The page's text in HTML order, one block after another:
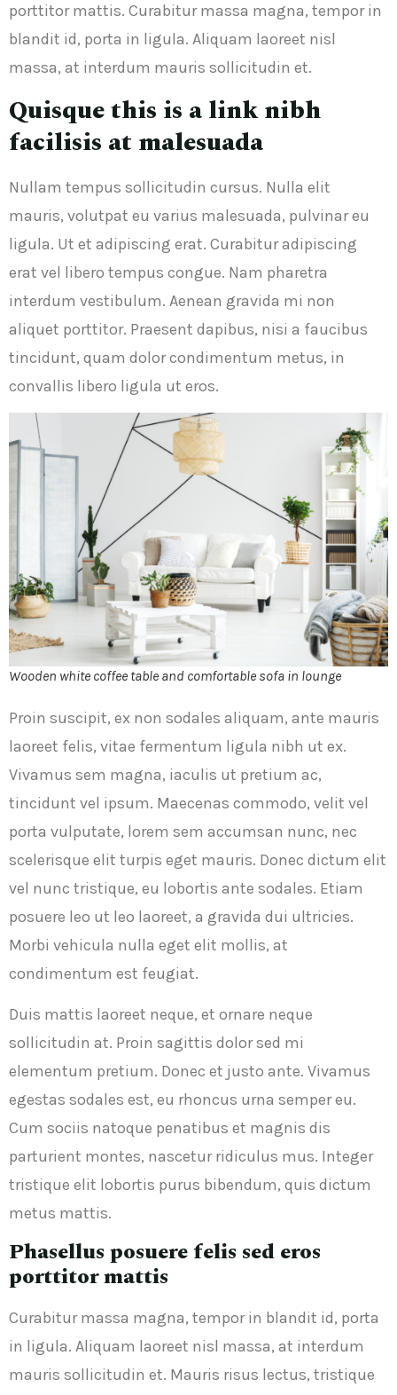
porttitor mattis. Curabitur massa magna, tempor in
blandit id, porta in ligula. Aliquam laoreet nisl
massa, at interdum mauris sollicitudin et.
Quisque this is a link nibh
facilisis at malesuada
Nullam tempus sollicitudin cursus. Nulla elit
mauris, volutpat eu varius malesuada, pulvinar eu
ligula. Ut et adipiscing erat. Curabitur adipiscing
erat vel libero tempus congue. Nam pharetra
interdum vestibulum. Aenean gravida mi non
aliquet porttitor. Praesent dapibus, nisi a faucibus
tincidunt, quam dolor condimentum metus, in
convallis libero ligula ut eros.
Wooden white coffee table and comfortable sofa in lounge
Proin suscipit, ex non sodales aliquam, ante mauris
laoreet felis, vitae fermentum ligula nibh ut ex.
Vivamus sem magna, iaculis ut pretium ac,
tincidunt vel ipsum. Maecenas commodo, velit vel
porta vulputate, lorem sem accumsan nunc, nec
scelerisque elit turpis eget mauris. Donec dictum elit
vel nunc tristique, eu lobortis ante sodales. Etiam
posuere leo ut leo laoreet, a gravida dui ultricies.
Morbi vehicula nulla eget elit mollis, at
condimentum est feugiat.
Duis mattis laoreet neque, et ornare neque
sollicitudin at. Proin sagittis dolor sed mi
elementum pretium. Donec et justo ante. Vivamus
egestas sodales est, eu rhoncus urna semper eu.
Cum sociis natoque penatibus et magnis dis
parturient montes, nascetur ridiculus mus. Integer
tristique elit lobortis purus bibendum, quis dictum
metus mattis.
Phasellus posuere felis sed eros
porttitor mattis
Curabitur massa magna, tempor in blandit id, porta
in ligula. Aliquam laoreet nisl massa, at interdum
mauris sollicitudin et. Mauris risus lectus, tristique